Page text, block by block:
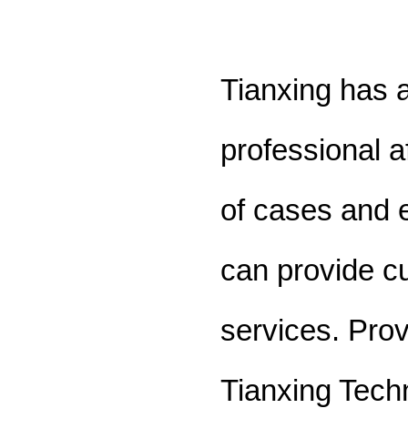
Tianxing has
professional
of cases and
can provide
services.
Tianxing